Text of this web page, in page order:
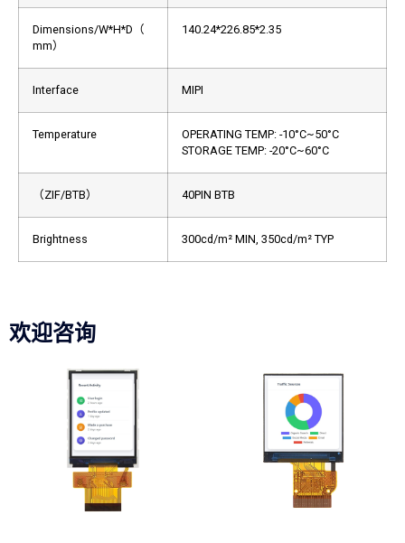
Dimensions/W*H*D（
mm）
140.24*226.85*2.35
Interface MIPI
Temperature
OPERATING TEMP: -10°C~50°C
STORAGE TEMP: -20°C~60°C
（ZIF/BTB） 40PIN BTB
Brightness 300cd/m² MIN, 350cd/m² TYP
欢迎咨询